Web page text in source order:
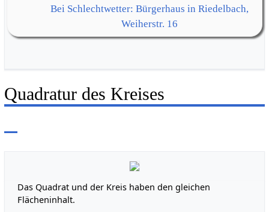
Bei Schlechtwetter: Bürgerhaus in Riedelbach,
Weiherstr. 16
Quadratur des Kreises
Das Quadrat und der Kreis haben den gleichen
Flächeninhalt.